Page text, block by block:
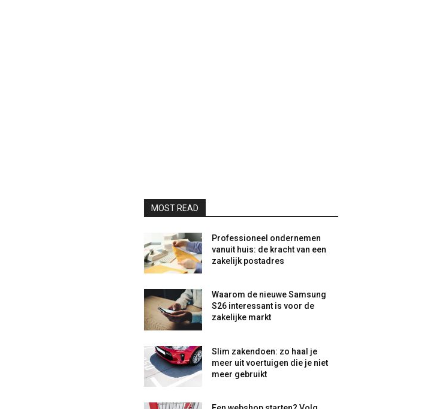
MOST READ
Professioneel ondernemen
vanuit huis: de kracht van een
zakelijk postadres
Waarom de nieuwe Samsung
S26 interessant is voor de
zakelijke markt
Slim zakendoen: zo haal je
meer uit voertuigen die je niet
meer gebruikt